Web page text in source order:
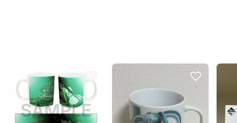
상품 정보가 자세히 적혀있어요.